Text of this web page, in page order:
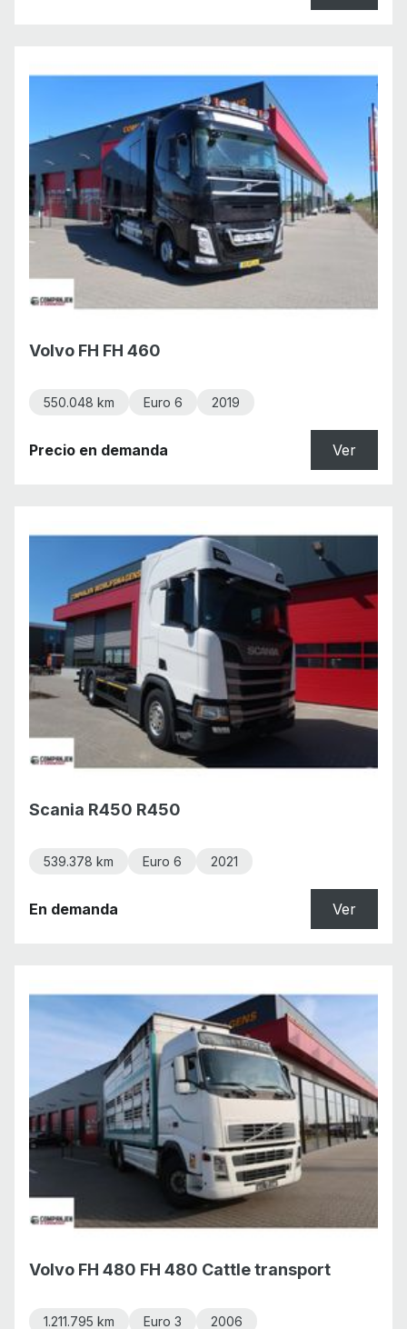
Volvo FH FH 460
550.048 km Euro 6 2019
Precio en demanda Ver
Scania R450 R450
539.378 km Euro 6 2021
En demanda Ver
Volvo FH 480 FH 480 Cattle transport
1.211.795 km Euro 3 2006